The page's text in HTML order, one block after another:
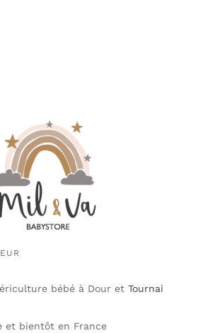
bébé à Dour et Tournai
et bientôt en France